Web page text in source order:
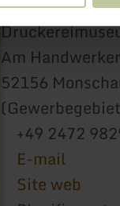
Am
52156
+49 2472
E-mail
Site web